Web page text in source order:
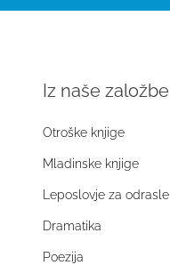
Iz naše založbe
Otroške knjige
Mladinske knjige
Leposlovje za odrasle
Dramatika
Poezija